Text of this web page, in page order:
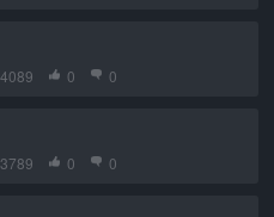
4089 0 0
3789 0 0